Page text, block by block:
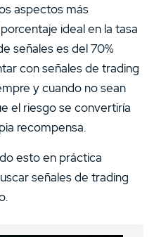
aspectos más
ideal en la tasa
señales es del 70%
con señales de trading
y cuando no sean
el riesgo se convertiría
recompensa.
esto en práctica
señales de trading